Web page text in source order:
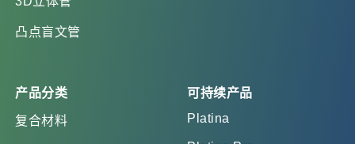
凸点盲文管
产品分类
复合材料
可持续产品
Platina